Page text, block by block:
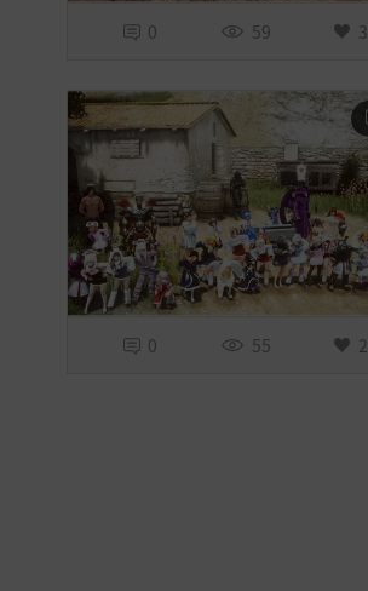
0 59 3
0 55 2